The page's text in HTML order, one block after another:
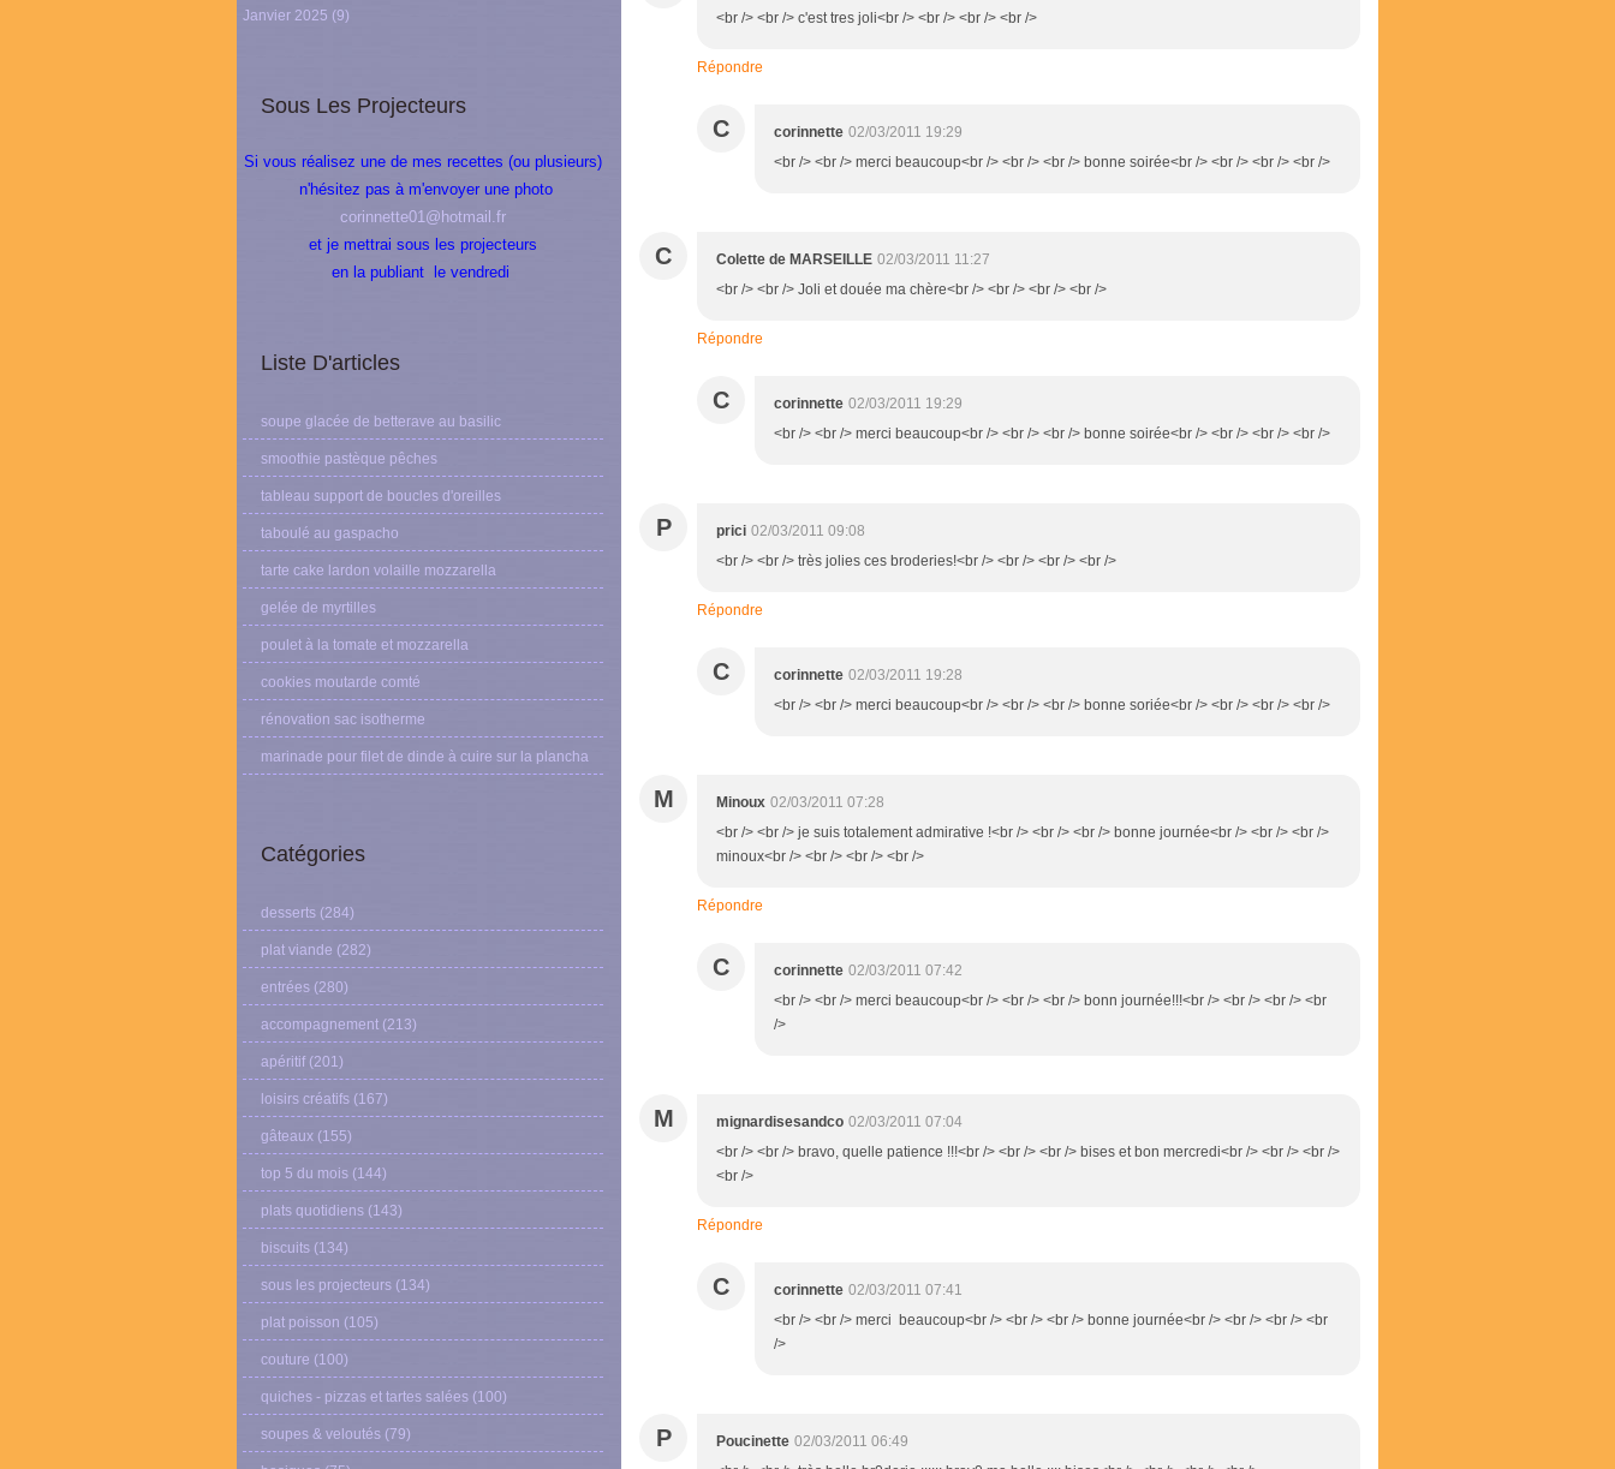
Janvier 2025 (9)
Sous Les Projecteurs
Si vous réalisez une de mes recettes (ou plusieurs)
n'hésitez pas à m'envoyer une photo
corinnette01@hotmail.fr
et je mettrai sous les projecteurs
en la publiant le vendredi
Liste D'articles
soupe glacée de betterave au basilic
smoothie pastèque pêches
tableau support de boucles d'oreilles
taboulé au gaspacho
tarte cake lardon volaille mozzarella
gelée de myrtilles
poulet à la tomate et mozzarella
cookies moutarde comté
rénovation sac isotherme
marinade pour filet de dinde à cuire sur la plancha
Catégories
desserts (284)
plat viande (282)
entrées (280)
accompagnement (213)
apéritif (201)
loisirs créatifs (167)
gâteaux (155)
top 5 du mois (144)
plats quotidiens (143)
biscuits (134)
sous les projecteurs (134)
plat poisson (105)
couture (100)
quiches - pizzas et tartes salées (100)
soupes & veloutés (79)
<br /> <br /> c'est tres joli<br /> <br /> <br /> <br />
Répondre
C corinnette 02/03/2011 19:29
<br /> <br /> merci beaucoup<br /> <br /> <br /> bonne soirée<br /> <br /> <br /> <br />
C Colette de MARSEILLE 02/03/2011 11:27
<br /> <br /> Joli et douée ma chère<br /> <br /> <br /> <br />
Répondre
C corinnette 02/03/2011 19:29
<br /> <br /> merci beaucoup<br /> <br /> <br /> bonne soirée<br /> <br /> <br /> <br />
P prici 02/03/2011 09:08
<br /> <br /> très jolies ces broderies!<br /> <br /> <br /> <br />
Répondre
C corinnette 02/03/2011 19:28
<br /> <br /> merci beaucoup<br /> <br /> <br /> bonne soriée<br /> <br /> <br /> <br />
M Minoux 02/03/2011 07:28
<br /> <br /> je suis totalement admirative !<br /> <br /> <br /> bonne journée<br /> <br /> <br />
minoux<br /> <br /> <br /> <br />
Répondre
C corinnette 02/03/2011 07:42
<br /> <br /> merci beaucoup<br /> <br /> <br /> bonn journée!!!<br /> <br /> <br /> <br
/>
M mignardisesandco 02/03/2011 07:04
<br /> <br /> bravo, quelle patience !!!<br /> <br /> <br /> bises et bon mercredi<br /> <br /> <br />
<br />
Répondre
C corinnette 02/03/2011 07:41
<br /> <br /> merci beaucoup<br /> <br /> <br /> bonne journée<br /> <br /> <br /> <br
/>
P Poucinette 02/03/2011 06:49